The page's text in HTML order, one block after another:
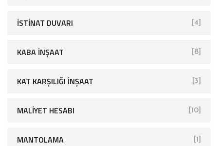
İSTINAT DUVARI [4]
KABA İNŞAAT [8]
KAT KARŞILIĞI İNŞAAT [3]
MALIYET HESABI [10]
MANTOLAMA [1]